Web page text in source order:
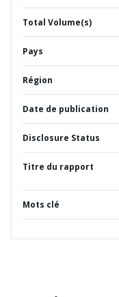
Total Volume(s)
Pays
Région
Date de publication
Disclosure Status
Titre du rapport
Mots clé